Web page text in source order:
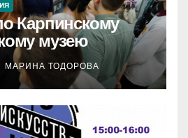
Карпинскому
музею
МАРИНА ТОДОРОВА